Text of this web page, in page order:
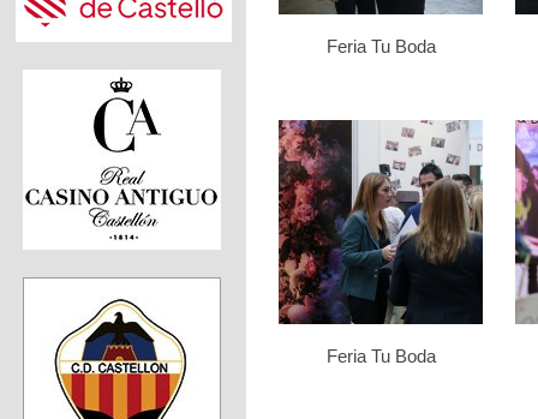
Feria Tu Boda
Feria Tu Boda